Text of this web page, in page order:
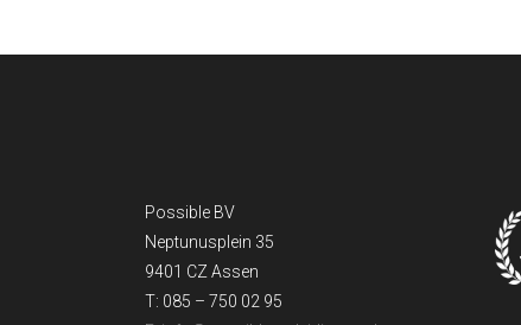
Possible BV
Neptunusplein 35
9401 CZ Assen
T: 085 – 750 02 95